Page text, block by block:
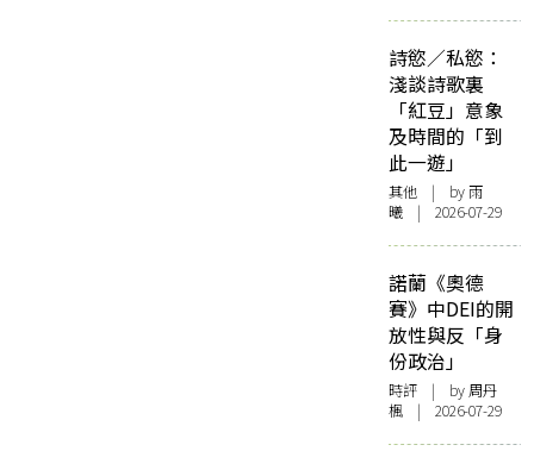
詩慾／私慾：
淺談詩歌裏
「紅豆」意象
及時間的「到
此一遊」
其他 | by 雨
曦 | 2026-07-29
諾蘭《奧德
賽》中DEI的開
放性與反「身
份政治」
時評 | by周丹
楓 | 2026-07-29